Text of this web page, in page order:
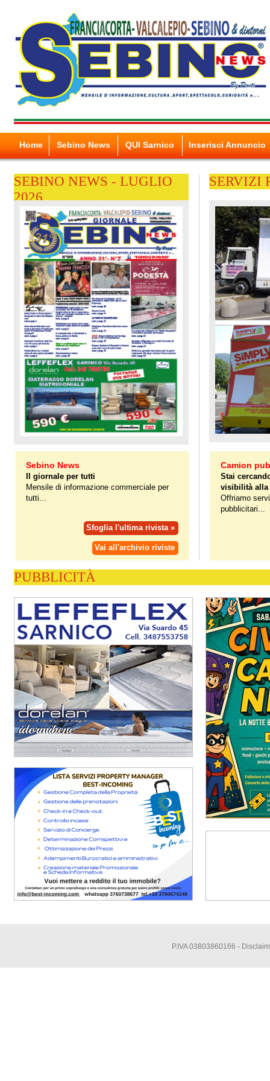
Home Sebino News QUI Sarnico Inserisci Annuncio
PUBBLICITÀ
SEBINO NEWS - LUGLIO
2026
Sebino News
Il giornale per tutti
Mensile di informazione commerciale per
tutti...
Sfoglia l'ultima rivista »
SERVIZI
Camion
Stai
visibilità alla
Offriamo
pubblicitari...
Vai all'archivio riviste
P.IVA 03803860166 -